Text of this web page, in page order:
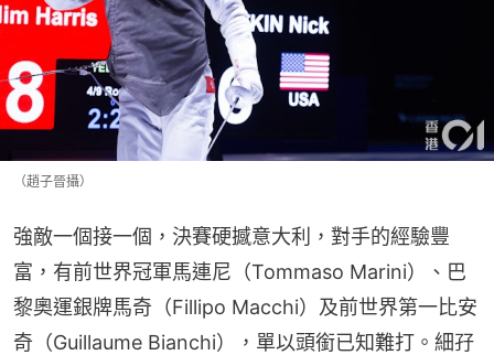
（趙子晉攝）
強敵一個接一個，決賽硬撼意大利，對手的經驗豐
富，有前世界冠軍馬連尼（Tommaso Marini）、巴
黎奧運銀牌馬奇（Fillipo Macchi）及前世界第一比安
奇（Guillaume Bianchi），單以頭銜已知難打。細孖